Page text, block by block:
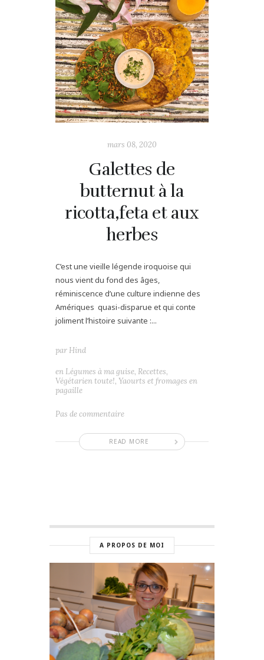
mars 08, 2020
Galettes de
butternut à la
ricotta,feta et aux
herbes
C’est une vieille légende iroquoise qui
nous vient du fond des âges,
réminiscence d’une culture indienne des
Amériques quasi-disparue et qui conte
joliment l’histoire suivante :...
READ MORE
par Hind
en Légumes à ma guise, Recettes,
Végétarien toute!, Yaourts et fromages en
pagaille
Pas de commentaire
A PROPOS DE MOI